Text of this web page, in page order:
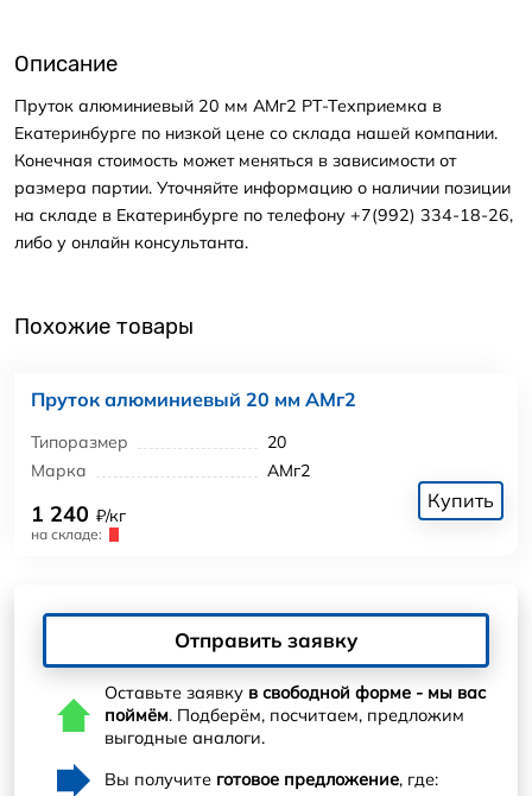
Описание
Пруток алюминиевый 20 мм АМг2 РТ-Техприемка в
Екатеринбурге по низкой цене со склада нашей компании.
Конечная стоимость может меняться в зависимости от
размера партии. Уточняйте информацию о наличии позиции
на складе в Екатеринбурге по телефону +7(992) 334-18-26,
либо у онлайн консультанта.
Похожие товары
Пруток алюминиевый 20 мм АМг2
Типоразмер
20
Марка
АМг2
1 240 ₽/кг
на складе:
Купить
Отправить заявку
Оставьте заявку в свободной форме - мы вас
поймём. Подберём, посчитаем, предложим
выгодные аналоги.
Вы получите готовое предложение, где: